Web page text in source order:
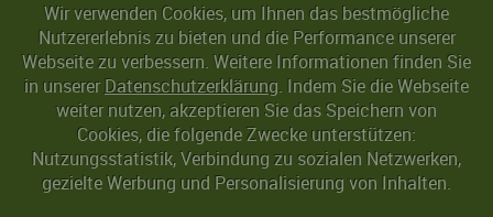
Wir verwenden Cookies, um Ihnen das bestmögliche
Nutzererlebnis zu bieten und die Performance unserer
Webseite zu verbessern. Weitere Informationen finden Sie
in unserer Datenschutzerklärung. Indem Sie die Webseite
weiter nutzen, akzeptieren Sie das Speichern von
Cookies, die folgende Zwecke unterstützen:
Nutzungsstatistik, Verbindung zu sozialen Netzwerken,
gezielte Werbung und Personalisierung von Inhalten.